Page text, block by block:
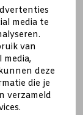
media te
van
deze
die je
verzameld